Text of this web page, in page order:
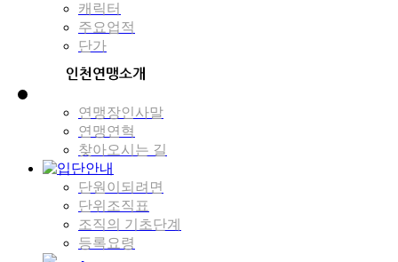
캐릭터
주요업적
단가
연맹장인사말
연맹연혁
찾아오시는 길
단원이되려면
단위조직표
조직의 기초단계
등록요령